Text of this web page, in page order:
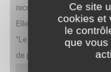
reconnaissance.
Elle se trouve en un site
"Le Pontet", dans le
de pique-nique vous attend
Ce site
cookies et
le
que vous